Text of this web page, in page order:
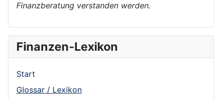
Finanzberatung verstanden werden.
Finanzen-Lexikon
Start
Glossar / Lexikon